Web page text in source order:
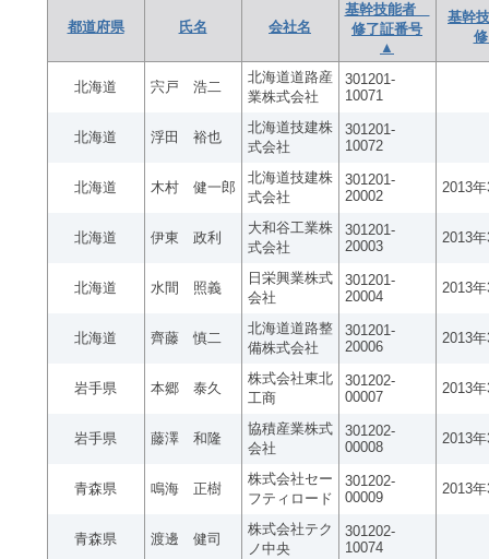
都道府県 氏名 会社名
基幹技能者
修了証番号
▲
基幹
北海道 宍戸 浩二
北海道道路産
業株式会社
301201-
10071
北海道 浮田 裕也
北海道技建株
式会社
301201-
10072
北海道 木村 健一郎
北海道技建株
式会社
301201-
20002
2013
北海道 伊東 政利
大和谷工業株
式会社
301201-
20003
2013
北海道 水間 照義
日栄興業株式
会社
301201-
20004
2013
北海道 齊藤 慎二
北海道道路整
備株式会社
301201-
20006
2013
岩手県 本郷 泰久
株式会社東北
工商
301202-
00007
2013
岩手県 藤澤 和隆
協積産業株式
会社
301202-
00008
2013
青森県 鳴海 正樹
株式会社セー
フティロード
301202-
00009
2013
青森県 渡邊 健司
株式会社テク
ノ中央
301202-
10074